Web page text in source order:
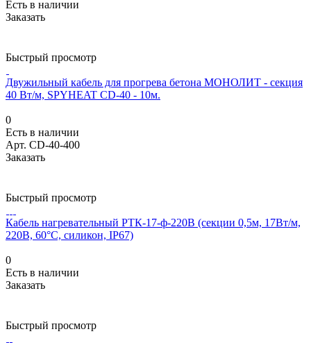
Есть в наличии
Заказать
Быстрый просмотр
Двужильный кабель для прогрева бетона МОНОЛИТ - секция
40 Вт/м, SPYHEAT CD-40 - 10м.
0
Есть в наличии
Арт. CD-40-400
Заказать
Быстрый просмотр
Кабель нагревательный РТК-17-ф-220В (секции 0,5м, 17Вт/м,
220В, 60°С, силикон, IP67)
0
Есть в наличии
Заказать
Быстрый просмотр